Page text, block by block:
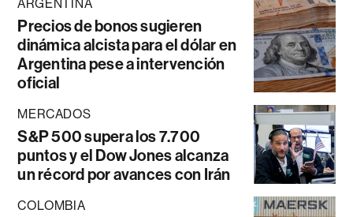
ARGENTINA
Precios de bonos sugieren
dinámica alcista para el dólar en
Argentina pese a intervención
oficial
MERCADOS
S&P 500 supera los 7.700
puntos y el Dow Jones alcanza
un récord por avances con Irán
COLOMBIA